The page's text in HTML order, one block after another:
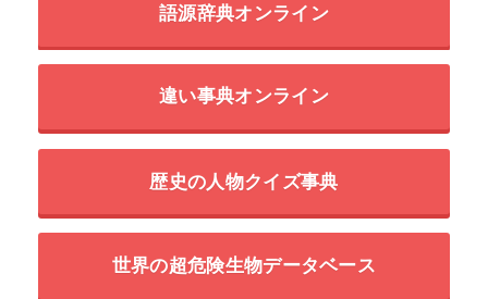
語源辞典オンライン
違い事典オンライン
歴史の人物クイズ事典
世界の超危険生物データベース